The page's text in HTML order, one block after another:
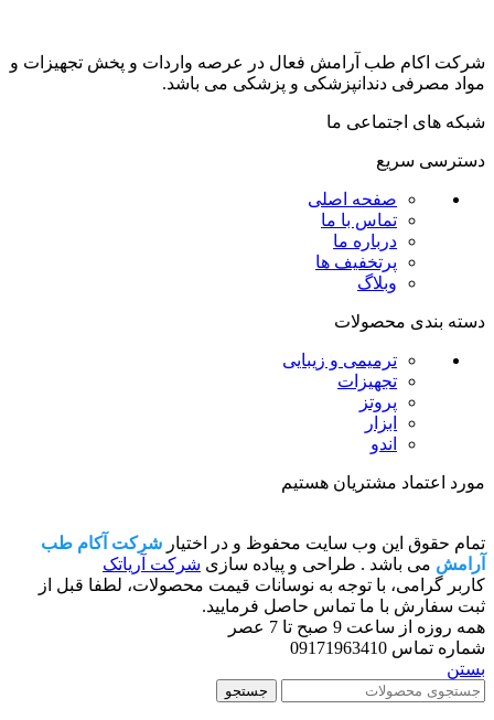
شرکت اکام طب آرامش فعال در عرصه واردات و پخش تجھیزات و
مواد مصرفی دندانپزشکی و پزشکی می باشد.
شبکه های اجتماعی ما
دسترسی سریع
صفحه اصلی
تماس با ما
درباره ما
پرتخفیف ها
وبلاگ
دسته بندی محصولات
ترمیمی و زیبایی
تجهیزات
پروتز
ابزار
اندو
مورد اعتماد مشتریان هستیم
تمام حقوق این وب سایت محفوظ و در اختیار شرکت آکام طب
آرامش می باشد . طراحی و پیاده سازی شرکت آریاتک
کاربر گرامی، با توجه به نوسانات قیمت محصولات، لطفا قبل از
ثبت سفارش با ما تماس حاصل فرمایید.
همه روزه از ساعت 9 صبح تا 7 عصر
شماره تماس 09171963410
بستن
جستجو